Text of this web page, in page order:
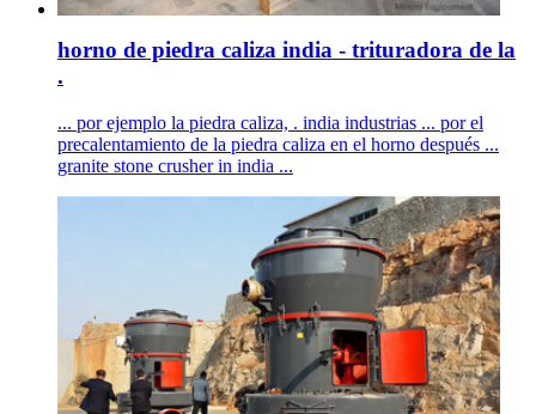
horno de piedra caliza india - trituradora de la
.
... por ejemplo la piedra caliza, . india industrias ... por el
precalentamiento de la piedra caliza en el horno después ...
granite stone crusher in india ...